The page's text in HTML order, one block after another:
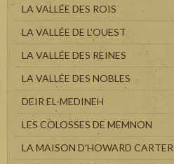
LA VALLÉE DES ROIS
LA VALLÉE DE L'OUEST
LA VALLÉE DES REINES
LA VALLÉE DES NOBLES
DEIR EL-MEDINEH
LES COLOSSES DE MEMNON
LA MAISON D'HOWARD CARTER